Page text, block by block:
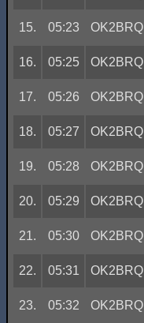
15. 05:23 OK2BRQ
16. 05:25 OK2BRQ
17. 05:26 OK2BRQ
18. 05:27 OK2BRQ
19. 05:28 OK2BRQ
20. 05:29 OK2BRQ
21. 05:30 OK2BRQ
22. 05:31 OK2BRQ
23. 05:32 OK2BRQ